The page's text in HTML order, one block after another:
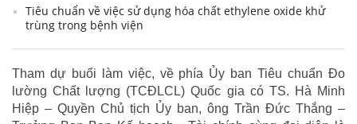
Tiêu chuẩn về việc sử dụng hóa chất ethylene oxide khử
trùng trong bệnh viện
Tham dự buổi làm việc, về phía Ủy ban Tiêu chuẩn Đo
lường Chất lượng (TCĐLCL) Quốc gia có TS. Hà Minh
Hiệp – Quyền Chủ tịch Ủy ban, ông Trần Đức Thắng –